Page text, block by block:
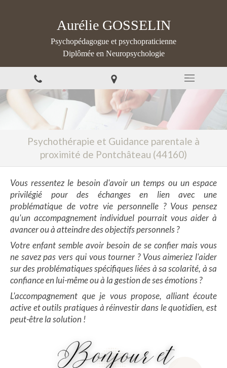
Aurélie GOSSELIN
Psychopédagogue et psychopraticienne
Diplômée en Neuropsychologie
Psychothérapie et Guidance parentale à
proximité de Pontchâteau (44160)
Vous ressentez le besoin d'avoir un temps ou un espace
privilégié pour des échanges en lien avec une
problématique de votre vie personnelle ? Vous pensez
qu'un accompagnement individuel pourrait vous aider à
avancer ou à atteindre des objectifs personnels ?
Votre enfant semble avoir besoin de se confier mais vous
ne savez pas vers qui vous tourner ? Vous aimeriez l'aider
sur des problématiques spécifiques liées à sa scolarité, à sa
confiance en lui-même ou à la gestion de ses émotions ?
L'accompagnement que je vous propose, alliant écoute
active et outils pratiques à réinvestir dans le quotidien, est
peut-être la solution !